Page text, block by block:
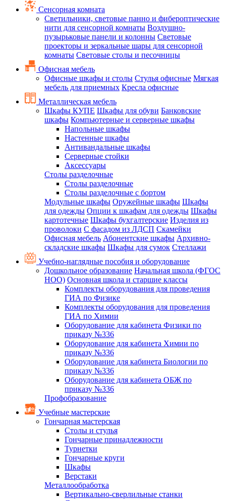
Сенсорная комната
Светильники, световые панно и фибероптические
нити для сенсорной комнаты Воздушно-
пузырьковые панели и колонны Световые
проекторы и зеркальные шары для сенсорной
комнаты Световые столы и песочницы
Офисная мебель
Офисные шкафы и столы Стулья офисные Мягкая
мебель для приемных Кресла офисные
Металлическая мебель
Шкафы КУПЕ Шкафы для обуви Банковские
шкафы Компьютерные и серверные шкафы
Напольные шкафы
Настенные шкафы
Антивандальные шкафы
Серверные стойки
Аксессуары
Столы разделочные
Столы разделочные
Столы разделочные с бортом
Модульные шкафы Оружейные шкафы Шкафы
для одежды Опции к шкафам для одежды Шкафы
картотечные Шкафы бухгалтерские Изделия из
проволоки С фасадом из ЛДСП Скамейки
Офисная мебель Абонентские шкафы Архивно-
складские шкафы Шкафы для сумок Стеллажи
Учебно-наглядные пособия и оборудование
Дошкольное образование Начальная школа (ФГОС
НОО) Основная школа и старшие классы
Комплекты оборудования для проведения
ГИА по Физике
Комплекты оборудования для проведения
ГИА по Химии
Оборудование для кабинета Физики по
приказу №336
Оборудование для кабинета Химии по
приказу №336
Оборудование для кабинета Биологии по
приказу №336
Оборудование для кабинета ОБЖ по
приказу №336
Профобразование
Учебные мастерские
Гончарная мастерская
Столы и стулья
Гончарные принадлежности
Турнетки
Гончарные круги
Шкафы
Верстаки
Металлообработка
Вертикально-сверлильные станки